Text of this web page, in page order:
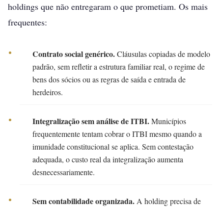
holdings que não entregaram o que prometiam. Os mais
frequentes:
Contrato social genérico.Cláusulas copiadas de modelo
padrão, sem refletir a estrutura familiar real, o regime de
bens dos sócios ou as regras de saída e entrada de
herdeiros.
Integralização sem análise de ITBI.Municípios
frequentemente tentam cobrar o ITBI mesmo quando a
imunidade constitucional se aplica. Sem contestação
adequada, o custo real da integralização aumenta
desnecessariamente.
Sem contabilidade organizada. A holding precisa de